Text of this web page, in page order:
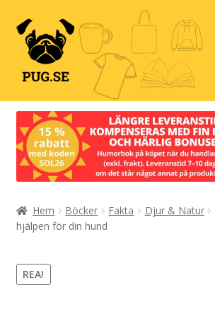
Hoppa
till
navigering
Hoppa
till
innehåll
Varukorg
Våra produkter
Designa själv!
Böcker
Info/villkor
Hem Böcker Fakta Djur & Natur
hjälpen för din hund
REA!